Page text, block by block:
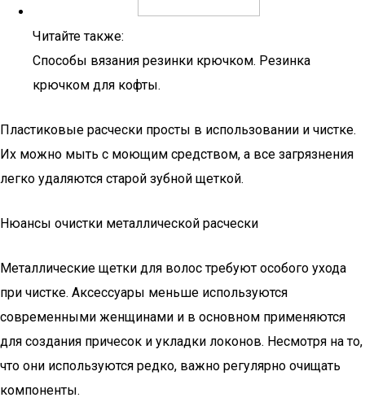
Читайте также:
Способы вязания резинки крючком. Резинка
крючком для кофты.
Пластиковые расчески просты в использовании и чистке.
Их можно мыть с моющим средством, а все загрязнения
легко удаляются старой зубной щеткой.
Нюансы очистки металлической расчески
Металлические щетки для волос требуют особого ухода
при чистке. Аксессуары меньше используются
современными женщинами и в основном применяются
для создания причесок и укладки локонов. Несмотря на то,
что они используются редко, важно регулярно очищать
компоненты.